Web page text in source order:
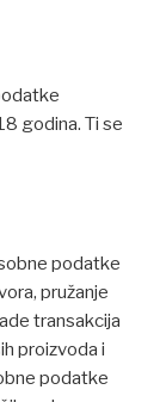
godina. Ti se
podatke
pružanje
transakcija
proizvoda i
podatke